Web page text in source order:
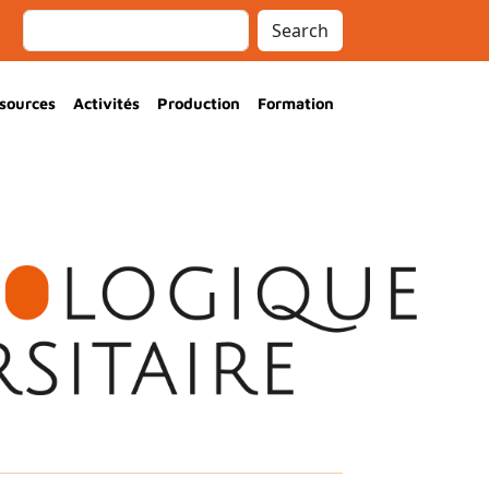
Activités Production Formation